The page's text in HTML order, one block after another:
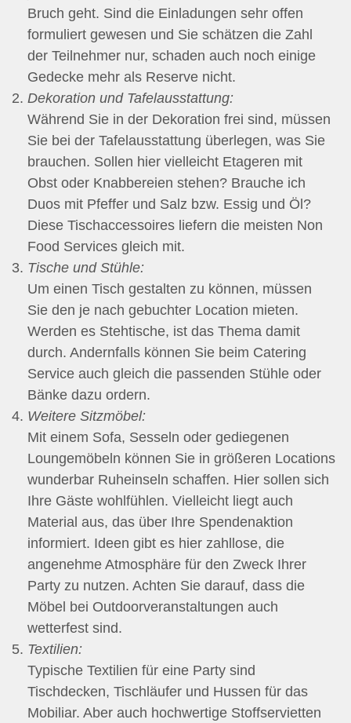
Bruch geht. Sind die Einladungen sehr offen
formuliert gewesen und Sie schätzen die Zahl
der Teilnehmer nur, schaden auch noch einige
Gedecke mehr als Reserve nicht.
Dekoration und Tafelausstattung:
Während Sie in der Dekoration frei sind, müssen
Sie bei der Tafelausstattung überlegen, was Sie
brauchen. Sollen hier vielleicht Etageren mit
Obst oder Knabbereien stehen? Brauche ich
Duos mit Pfeffer und Salz bzw. Essig und Öl?
Diese Tischaccessoires liefern die meisten Non
Food Services gleich mit.
Tische und Stühle:
Um einen Tisch gestalten zu können, müssen
Sie den je nach gebuchter Location mieten.
Werden es Stehtische, ist das Thema damit
durch. Andernfalls können Sie beim Catering
Service auch gleich die passenden Stühle oder
Bänke dazu ordern.
Weitere Sitzmöbel:
Mit einem Sofa, Sesseln oder gediegenen
Loungemöbeln können Sie in größeren Locations
wunderbar Ruheinseln schaffen. Hier sollen sich
Ihre Gäste wohlfühlen. Vielleicht liegt auch
Material aus, das über Ihre Spendenaktion
informiert. Ideen gibt es hier zahllose, die
angenehme Atmosphäre für den Zweck Ihrer
Party zu nutzen. Achten Sie darauf, dass die
Möbel bei Outdoorveranstaltungen auch
wetterfest sind.
Textilien:
Typische Textilien für eine Party sind
Tischdecken, Tischläufer und Hussen für das
Mobiliar. Aber auch hochwertige Stoffservietten